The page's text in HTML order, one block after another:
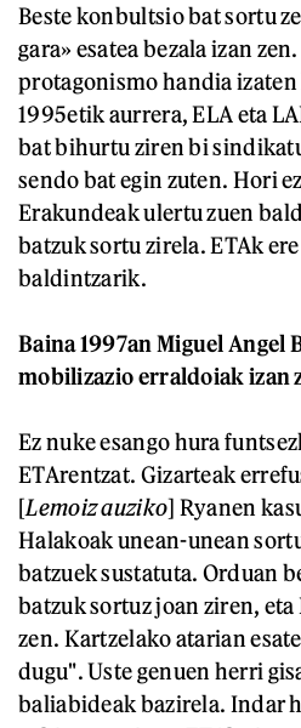
Beste konbultsio bat sortu
gara» esatea bezala izan
protagonismo handia izaten
1995etik aurrera, ELA eta
bat bihurtu ziren bi
sendo bat egin zuten. Hori
Erakundeak ulertu zuen
batzuk sortu zirela. ETAk
baldintzarik.
Baina 1997an Miguel
mobilizazio erraldoiak izan
Ez nuke esango hura
ETArentzat. Gizarteak
[Lemoiz auziko] Ryanen
Halakoak unean-unean
batzuek sustatuta. Orduan
batzuk sortuz joan ziren,
zen. Kartzelako atarian
dugu". Uste genuen herri
baliabideak bazirela. Indar